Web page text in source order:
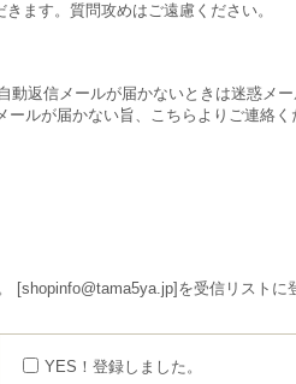
ます。質問攻めはご遠慮ください。
返信メールが届かないときは迷惑メ
ルが届かない旨、こちらよりご連絡く
[shopinfo@tama5ya.jp]を受信リストに
YES！登録しました。